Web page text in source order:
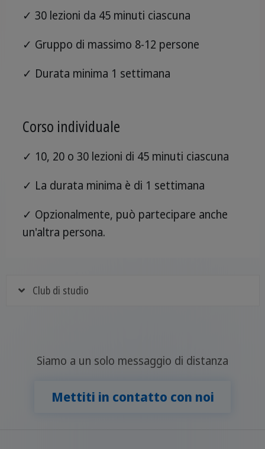
✓ 30 lezioni da 45 minuti ciascuna
✓ Gruppo di massimo 8-12 persone
✓ Durata minima 1 settimana
Corso individuale
✓ 10, 20 o 30 lezioni di 45 minuti ciascuna
✓ La durata minima è di 1 settimana
✓ Opzionalmente, può partecipare anche
un'altra persona.
Club di studio
Siamo a un solo messaggio di distanza
Mettiti in contatto con noi